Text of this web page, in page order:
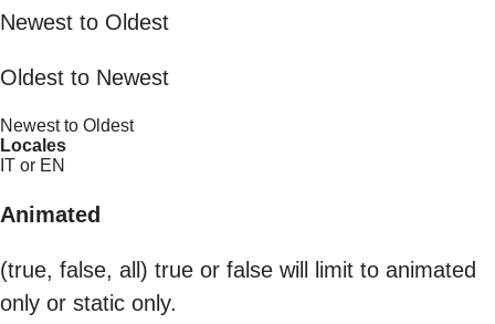
Newest to Oldest
Oldest to Newest
Newest to Oldest
Locales
IT or EN
Animated
(true, false, all) true or false will limit to animated
only or static only.